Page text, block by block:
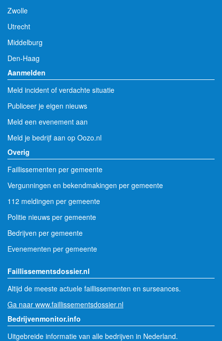
Zwolle
Utrecht
Middelburg
Den-Haag
Aanmelden
Meld incident of verdachte situatie
Publiceer je eigen nieuws
Meld een evenement aan
Meld je bedrijf aan op Oozo.nl
Overig
Faillissementen per gemeente
Vergunningen en bekendmakingen per gemeente
112 meldingen per gemeente
Politie nieuws per gemeente
Bedrijven per gemeente
Evenementen per gemeente
Faillissementsdossier.nl
Altijd de meeste actuele faillissementen en surseances.
Ga naar www.faillissementsdossier.nl
Bedrijvenmonitor.info
Uitgebreide informatie van alle bedrijven in Nederland.